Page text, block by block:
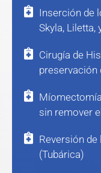
Inserción de
Skyla, Liletta,
Cirugía de
preservación
sin remover
Reversión
(Tubárica)